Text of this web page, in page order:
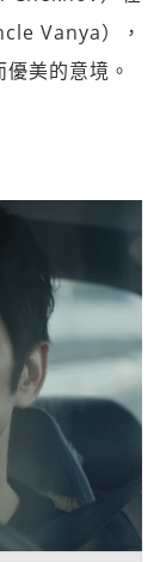
Vanya），
美的意境。